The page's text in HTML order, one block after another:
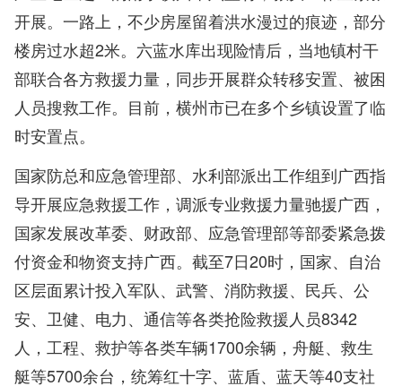
开展。一路上，不少房屋留着洪水漫过的痕迹，部分
楼房过水超2米。六蓝水库出现险情后，当地镇村干
部联合各方救援力量，同步开展群众转移安置、被困
人员搜救工作。目前，横州市已在多个乡镇设置了临
时安置点。
国家防总和应急管理部、水利部派出工作组到广西指
导开展应急救援工作，调派专业救援力量驰援广西，
国家发展改革委、财政部、应急管理部等部委紧急拨
付资金和物资支持广西。截至7日20时，国家、自治
区层面累计投入军队、武警、消防救援、民兵、公
安、卫健、电力、通信等各类抢险救援人员8342
人，工程、救护等各类车辆1700余辆，舟艇、救生
艇等5700余台，统筹红十字、蓝盾、蓝天等40支社